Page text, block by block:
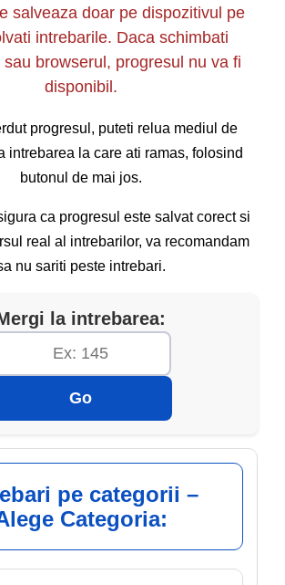
unui drum public cu o cale
accesul vehiculelor feroviare
după semnalizarea
ferată.
semnalelor agenților de cale ferată.
salveaza doar pe dispozitivul pe
intrebarile. Daca schimbati
browserul, progresul nu va fi
disponibil.
progresul, puteti relua mediul de
intrebarea la care ati ramas, folosind
butonul de mai jos.
ca progresul este salvat corect si
real al intrebarilor, va recomandam
nu sariti peste intrebari.
la intrebarea:
Go
pe categorii –
Categoria: